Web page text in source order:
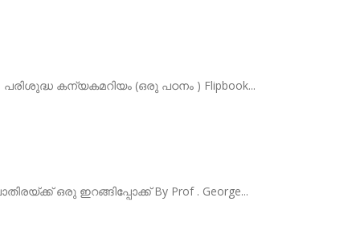
പരിശുദ്ധ കന്യകമറിയം (ഒരു പഠനം ) Flipbook...
ഒരു ഇറങ്ങിപ്പോക്ക് By Prof . George...